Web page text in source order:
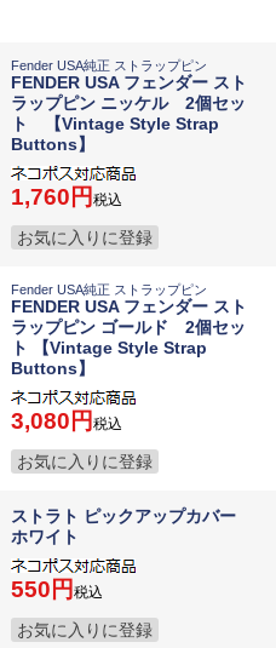
Fender USA純正 ストラップピン
FENDER USA フェンダー スト
ラップピン ニッケル 2個セッ
ト 【Vintage Style Strap
Buttons】
1,760 税込
お気に入りに登録
Fender USA純正 ストラップピン
FENDER USA フェンダー スト
ラップピン ゴールド 2個セッ
ト 【Vintage Style Strap
Buttons】
3,080 税込
お気に入りに登録
ストラト ピックアップカバー
ホワイト
550 税込
お気に入りに登録